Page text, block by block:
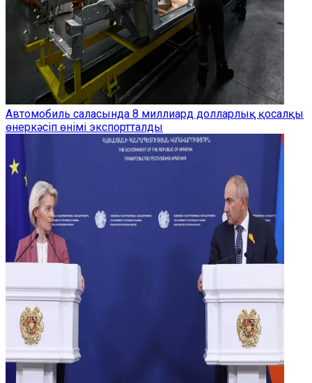
Автомобиль саласында 8 миллиард долларлық қосалқы
өнеркәсіп өнімі экспортталды